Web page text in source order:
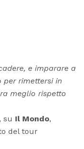
e imparare a
rimettersi in
meglio rispetto
, su Il Mondo,
del tour